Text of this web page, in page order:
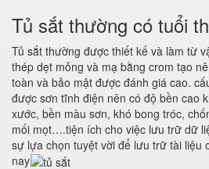
Tủ sắt thường có tuổi
Tủ sắt thường được thiết kế và làm từ
thép dẹt mỏng và mạ bằng crom tạo
toàn và bảo mật được đánh giá cao.
được sơn tĩnh điện nên có độ bền cao
xước, bền màu sơn, khó bong tróc,
mối mọt….tiện ích cho việc lưu trữ dữ
sự lựa chọn tuyệt vời để lưu trữ tài liệu
nay